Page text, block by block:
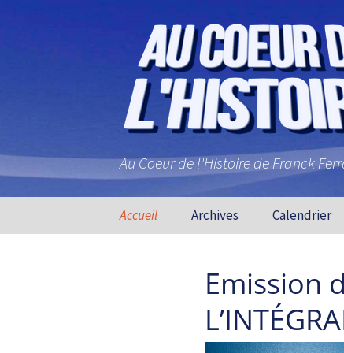
Au Coeur de l'Histoire de Franck
Aller au contenu principal
Accueil Archives Calendrier
Emission